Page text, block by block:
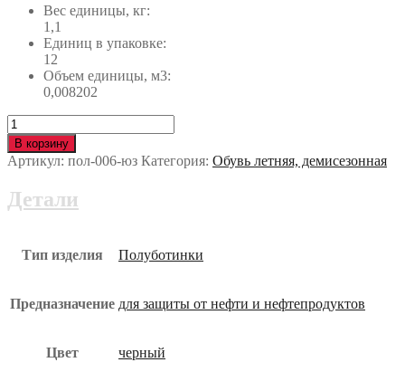
Вес единицы, кг:
1,1
Единиц в упаковке:
12
Объем единицы, м3:
0,008202
Количество
Полуботинки
СПЕЦ
с
пол-006-
В корзину
Артикул: пол-006-юз Категория: Обувь летняя, демисезонная
Детали
Тип изделия Полуботинки
Предназначение для защиты от нефти и нефтепродуктов
Цвет черный